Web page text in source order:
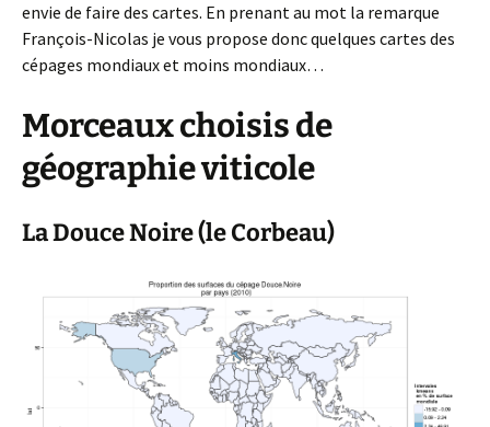
envie de faire des cartes. En prenant au mot la remarque
François-Nicolas je vous propose donc quelques cartes des
cépages mondiaux et moins mondiaux…
Morceaux choisis de
géographie viticole
La Douce Noire (le Corbeau)